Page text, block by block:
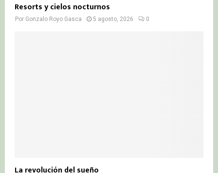
Resorts y cielos nocturnos
Por Gonzalo Royo Gasca 5 agosto, 2026 0
La revolución del sueño